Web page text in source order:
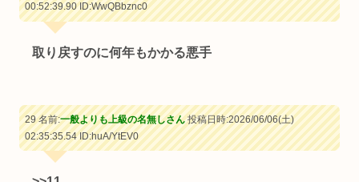
00:52:39.90ID:WwQBbznc0
取り戻すのに何年もかかる悪手
29 名前:一般よりも上級の名無しさん投稿日時:2026/06/06(土)
02:35:35.54ID:huA/YtEV0